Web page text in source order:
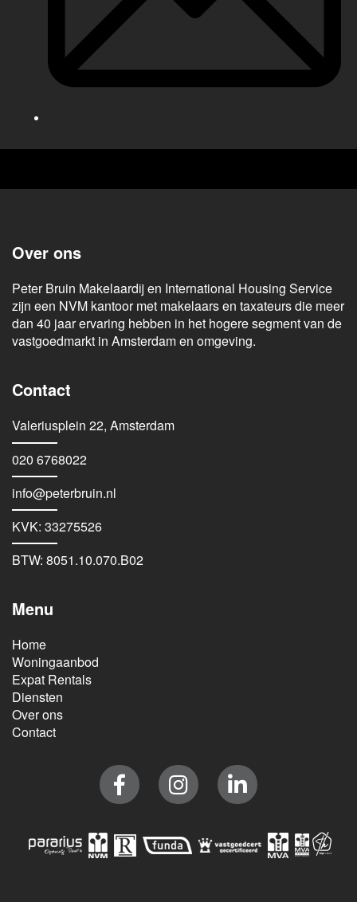
Over ons
Peter Bruin Makelaardij en International Housing Service
zijn een NVM kantoor met makelaars en taxateurs die meer
dan 40 jaar ervaring hebben in het hogere segment van de
vastgoedmarkt in Amsterdam en omgeving.
Contact
Valeriusplein 22, Amsterdam
020 6768022
info@peterbruin.nl
KVK: 33275526
BTW: 8051.10.070.B02
Menu
Home
Woningaanbod
Expat Rentals
Diensten
Over ons
Contact